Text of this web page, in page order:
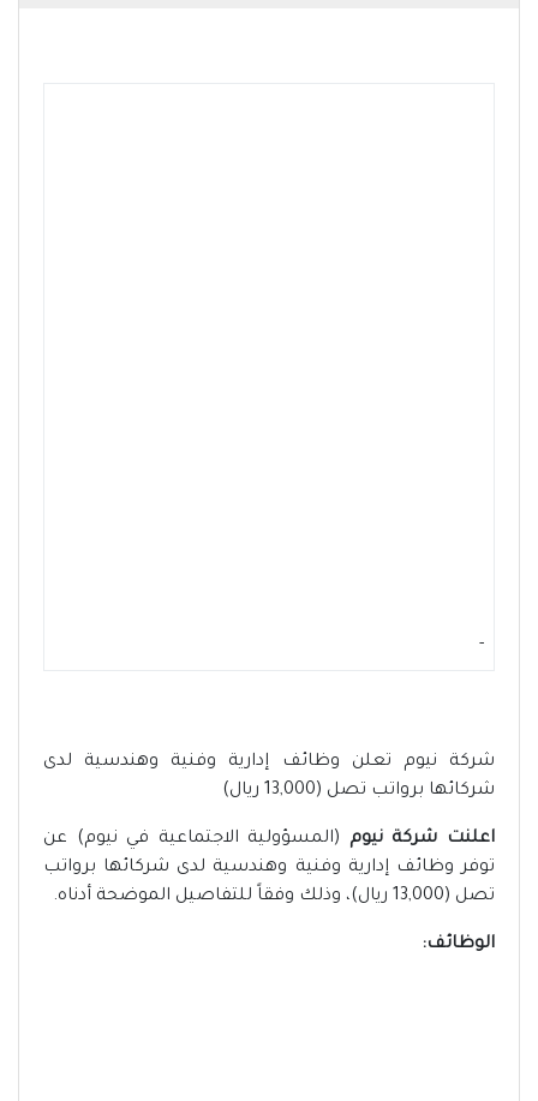
-
شركة نيوم تعلن وظائف إدارية وفنية وهندسية لدى
شركائها برواتب تصل (13,000 ريال)
اعلنت شركة نيوم (المسؤولية الاجتماعية في نيوم) عن
توفر وظائف إدارية وفنية وهندسية لدى شركائها برواتب
تصل (13,000 ريال)، وذلك وفقاً للتفاصيل الموضحة أدناه.
الوظائف: